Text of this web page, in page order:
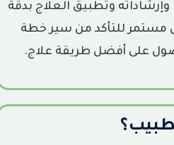
وإرشاداته وتطبيق العلاج بدقة
مستمر للتأكد من سير خطة
على أفضل طريقة علاج.